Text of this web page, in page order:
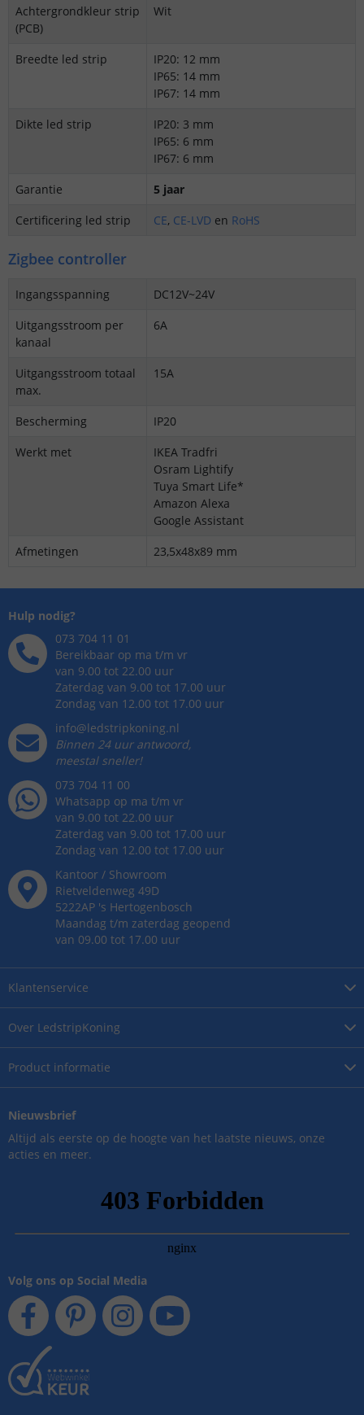
Achtergrondkleur strip
(PCB)
Wit
Breedte led strip
IP20: 12 mm
IP65: 14 mm
IP67: 14 mm
Dikte led strip
IP20: 3 mm
IP65: 6 mm
IP67: 6 mm
Garantie
5 jaar
Certificering led strip
CE, CE-LVD en RoHS
Zigbee controller
Ingangsspanning
DC12V~24V
Uitgangsstroom per
kanaal
6A
Uitgangsstroom totaal
max.
15A
Bescherming
IP20
Werkt met
IKEA Tradfri
Osram Lightify
Tuya Smart Life*
Amazon Alexa
Google Assistant
Afmetingen
23,5x48x89 mm
Over LedstripKoning
Product informatie
Klantenservice
Hulp nodig?
073 704 11 01
Bereikbaar op ma t/m vr
van 9.00 tot 22.00 uur
Zaterdag van 9.00 tot 17.00 uur
Zondag van 12.00 tot 17.00 uur
info@ledstripkoning.nl
Binnen 24 uur antwoord,
meestal sneller!
073 704 11 00
Whatsapp op ma t/m vr
van 9.00 tot 22.00 uur
Zaterdag van 9.00 tot 17.00 uur
Zondag van 12.00 tot 17.00 uur
Kantoor / Showroom
Rietveldenweg 49D
5222AP 's Hertogenbosch
Maandag t/m zaterdag geopend
van 09.00 tot 17.00 uur
Nieuwsbrief
Altijd als eerste op de hoogte van het laatste nieuws, onze
acties en meer.
Volg ons op Social Media